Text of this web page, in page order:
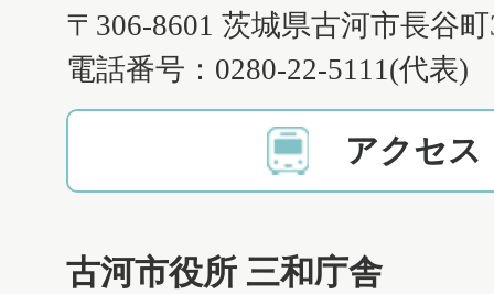
〒306-8601 茨城県古河市長谷
電話番号：0280-22-5111(代表)
アクセス
古河市役所 三和庁舎